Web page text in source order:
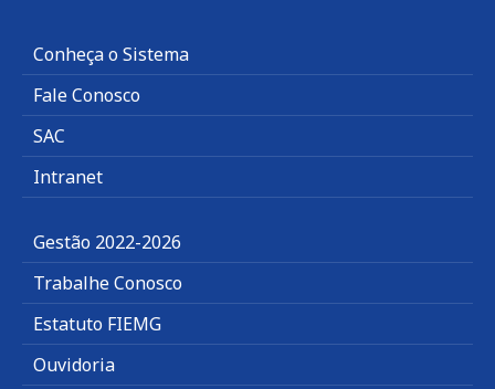
Conheça o Sistema
Fale Conosco
SAC
Intranet
Gestão 2022-2026
Trabalhe Conosco
Estatuto FIEMG
Ouvidoria